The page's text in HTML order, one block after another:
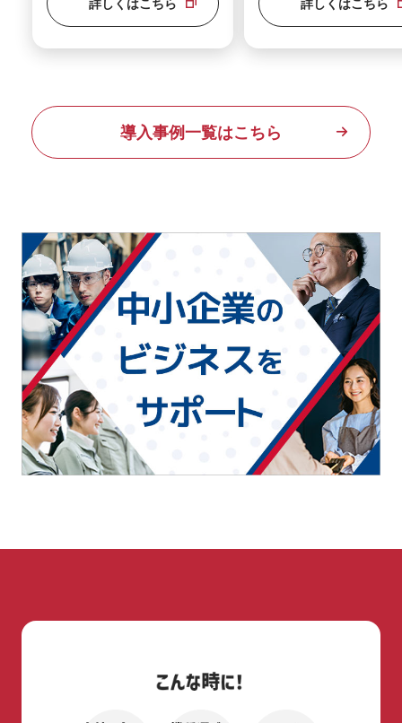
導入事例一覧はこちら